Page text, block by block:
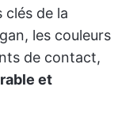
clés de la
les couleurs
de contact,
et